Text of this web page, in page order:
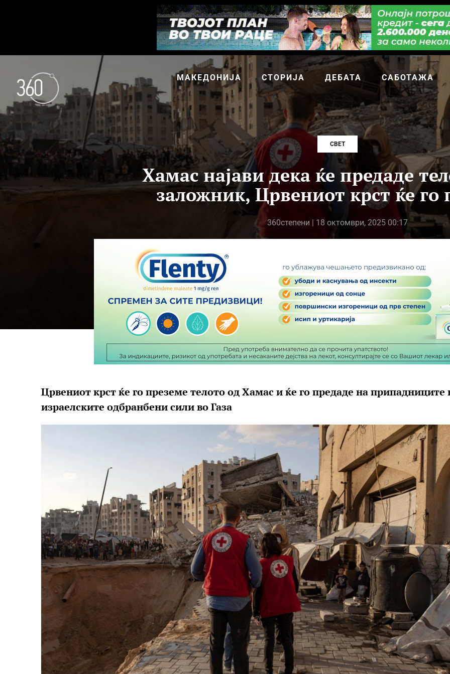
МАКЕДОНИЈА СТОРИЈА ДЕБАТА САБОТАЖА
СВЕТ
Хамас најави дека ќе предаде
заложник, Црвениот крст ќе го
360степени | 18 октомври, 2025 00:17
Црвениот крст ќе го преземе телото од Хамас и ќе го предаде на припадниците
израелските одбранбени сили во Газа